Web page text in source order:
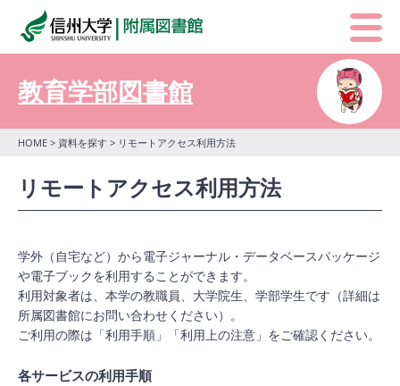
教育学部図書館
HOME > 資料を探す > リモートアクセス利用方法
リモートアクセス利用方法
学外（自宅など）から電子ジャーナル・データベースパッケージ
や電子ブックを利用することができます。
利用対象者は、本学の教職員、大学院生、学部学生です（詳細は
所属図書館にお問い合わせください）。
ご利用の際は「利用手順」「利用上の注意」をご確認ください。
各サービスの利用手順